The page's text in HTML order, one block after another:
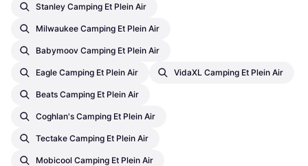
Stanley Camping Et Plein Air
Milwaukee Camping Et Plein Air
Babymoov Camping Et Plein Air
Eagle Camping Et Plein Air VidaXL Camping Et Plein Air
Beats Camping Et Plein Air
Coghlan's Camping Et Plein Air
Tectake Camping Et Plein Air
Mobicool Camping Et Plein Air